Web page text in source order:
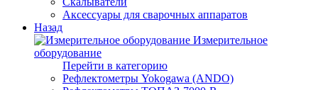
Аксессуары для сварочных аппаратов
Назад
Измерительное
оборудование
Перейти в категорию
Рефлектометры Yokogawa (ANDO)